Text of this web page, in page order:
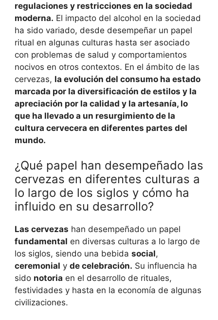
regulaciones y restricciones en la sociedad
moderna. El impacto del alcohol en la sociedad
ha sido variado, desde desempeñar un papel
ritual en algunas culturas hasta ser asociado
con problemas de salud y comportamientos
nocivos en otros contextos. En el ámbito de las
cervezas, la evolución del consumo ha estado
marcada por la diversificación de estilos y la
apreciación por la calidad y la artesanía, lo
que ha llevado a un resurgimiento de la
cultura cervecera en diferentes partes del
mundo.
¿Qué papel han desempeñado las
cervezas en diferentes culturas a
lo largo de los siglos y cómo ha
influido en su desarrollo?
Las cervezas han desempeñado un papel
fundamental en diversas culturas a lo largo de
los siglos, siendo una bebida social,
ceremonial y de celebración. Su influencia ha
sido notoria en el desarrollo de rituales,
festividades y hasta en la economía de algunas
civilizaciones.